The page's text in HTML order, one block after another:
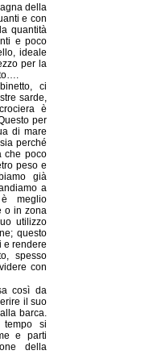
della
e con
quantità
e poco
ideale
per la
ci
sarde,
è
per
di mare
perché
che poco
peso e
già
a
meglio
o in zona
utilizzo
questo
e rendere
spesso
con
così da
il suo
barca.
si
e parti
della